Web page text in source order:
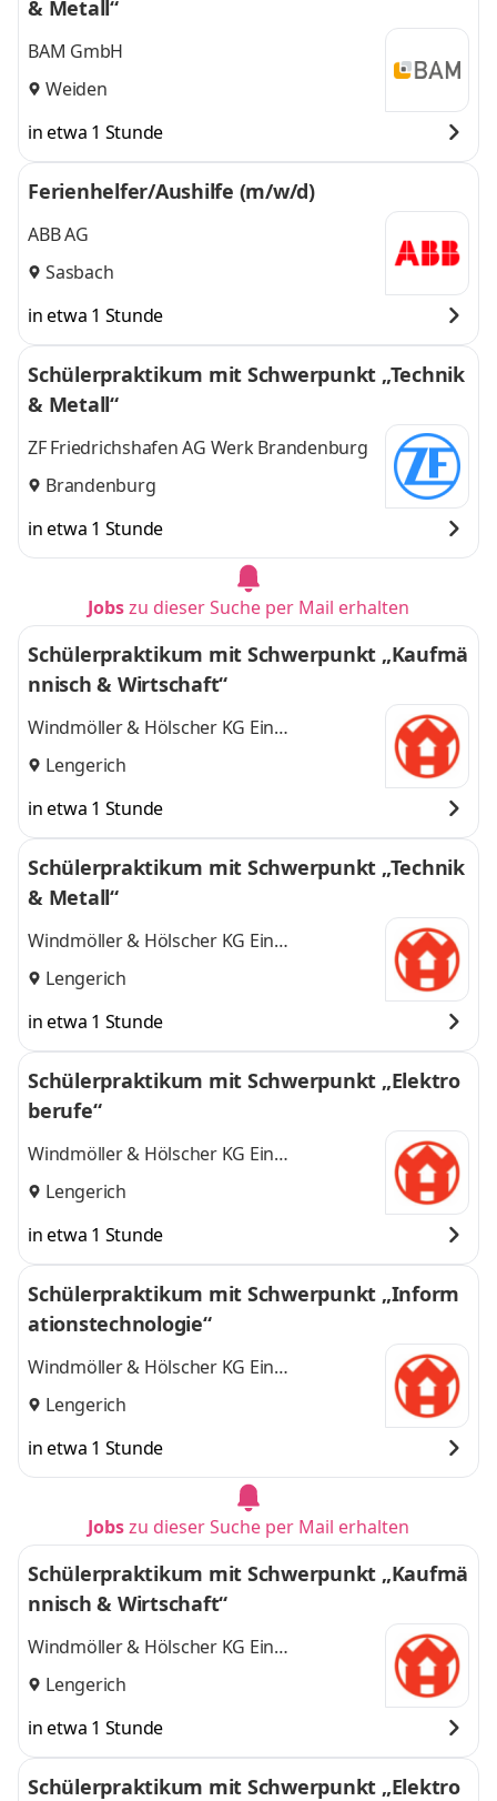
& Metall“
BAM GmbH
Weiden
in etwa 1 Stunde
Ferienhelfer/Aushilfe (m/w/d)
ABB AG
Sasbach
in etwa 1 Stunde
Schülerpraktikum mit Schwerpunkt „Technik
& Metall“
ZF Friedrichshafen AG Werk Brandenburg
Brandenburg
in etwa 1 Stunde
Jobszu dieser Suche per Mail erhalten
Schülerpraktikum mit Schwerpunkt „Kaufmä
nnisch & Wirtschaft“
Windmöller & Hölscher KG Ein
Unternehmen der Windmöller & Hölscher
Group
Lengerich
in etwa 1 Stunde
Schülerpraktikum mit Schwerpunkt „Technik
& Metall“
Windmöller & Hölscher KG Ein
Unternehmen der Windmöller & Hölscher
Group
Lengerich
in etwa 1 Stunde
Schülerpraktikum mit Schwerpunkt „Elektro
berufe“
Windmöller & Hölscher KG Ein
Unternehmen der Windmöller & Hölscher
Group
Lengerich
in etwa 1 Stunde
Schülerpraktikum mit Schwerpunkt „Inform
ationstechnologie“
Windmöller & Hölscher KG Ein
Unternehmen der Windmöller & Hölscher
Group
Lengerich
in etwa 1 Stunde
Jobszu dieser Suche per Mail erhalten
Schülerpraktikum mit Schwerpunkt „Kaufmä
nnisch & Wirtschaft“
Windmöller & Hölscher KG Ein
Unternehmen der Windmöller & Hölscher
Group
Lengerich
in etwa 1 Stunde
Schülerpraktikum mit Schwerpunkt „Elektro